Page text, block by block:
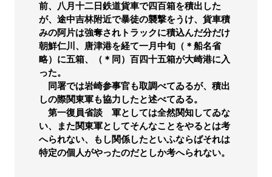
前、八月十二日鉄道貨車で四百箱を積出した
が、途中吉林附近で暴徒の襲撃をうけ、貨車積
みの阿片は強奪されトラックに積込んだ分だけ
朝鮮仁川、唐津港を経て一月中旬（＊船名省
略）に五箱、（＊同）百四十五箱が大崎港に入
った。
同署では岩崎参事官も取調べてゐるが、積出
しの際関東軍も協力したと述べてゐる。
第一復員省談 軍としては全然関知してゐな
い、また関東軍としてそんなことをやるとは考
へられない、もし関係したといふならばそれは
特定の個人がやったのだとしか考へられない。